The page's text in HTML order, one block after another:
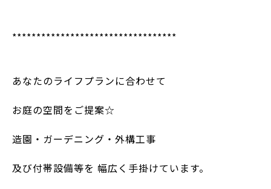
**********************************
あなたのライフプランに合わせて
お庭の空間をご提案☆
造園・ガーデニング・外構工事
及び付帯設備等を 幅広く手掛けています。